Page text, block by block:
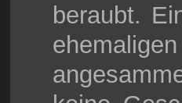
beraubt.